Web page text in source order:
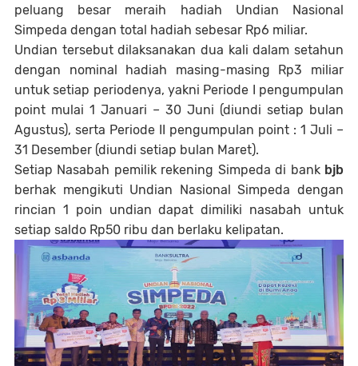
peluang besar meraih hadiah Undian Nasional
Simpeda dengan total hadiah sebesar Rp6 miliar.
Undian tersebut dilaksanakan dua kali dalam setahun
dengan nominal hadiah masing-masing Rp3 miliar
untuk setiap periodenya, yakni Periode I pengumpulan
point mulai 1 Januari – 30 Juni (diundi setiap bulan
Agustus), serta Periode II pengumpulan point : 1 Juli –
31 Desember (diundi setiap bulan Maret).
Setiap Nasabah pemilik rekening Simpeda di bank bjb
berhak mengikuti Undian Nasional Simpeda dengan
rincian 1 poin undian dapat dimiliki nasabah untuk
setiap saldo Rp50 ribu dan berlaku kelipatan.